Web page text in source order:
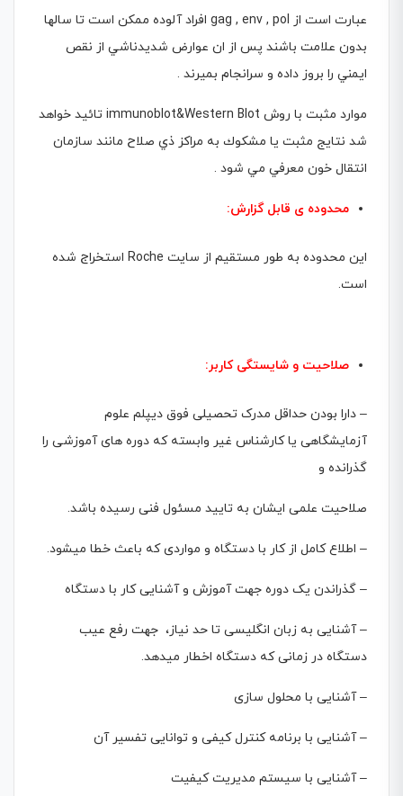
عبارت است از gag , env , pol افراد آلوده ممكن است تا سالها
بدون علامت باشند پس از ان عوارض شديدناشي از نقص
ايمني را بروز داده و سرانجام بميرند .
موارد مثبت با روش immunoblot&Western Blot تائيد خواهد
شد نتايج مثبت يا مشكوك به مراكز ذي صلاح مانند سازمان
انتقال خون معرفي مي شود .
محدوده ی قابل گزارش:
این محدوده به طور مستقیم از سایت Roche استخراج شده
است.
صلاحیت و شایستگی کاربر:
– دارا بودن حداقل مدرک تحصیلی فوق دیپلم علوم
آزمایشگاهی یا کارشناس غیر وابسته که دوره های آموزشی را
گذرانده و
صلاحیت علمی ایشان به تایید مسئول فنی رسیده باشد.
– اطلاع کامل از کار با دستگاه و مواردی که باعث خطا می­شود.
– گذراندن یک دوره جهت آموزش و آشنایی کار با دستگاه
– آشنایی به زبان انگلیسی تا حد نیاز، جهت رفع عیب
دستگاه در زمانی که دستگاه اخطار می­دهد.
– آشنایی با محلول سازی
– آشنایی با برنامه کنترل کیفی و توانایی تفسیر آن
– آشنایی با سیستم مدیریت کیفیت